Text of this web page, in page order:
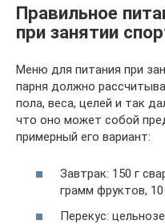
Правильное
при занятии
Меню для питания при
парня должно
пола, веса, целей и так
что оно может собой
примерный его вариант:
Завтрак: 150 г
грамм фруктов,
Перекус: